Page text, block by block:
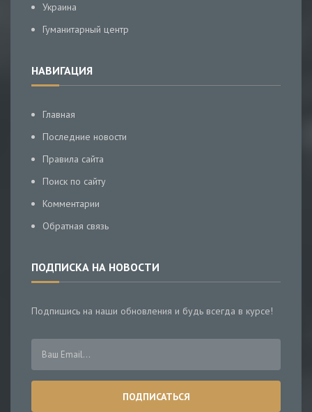
Украина
Гуманитарный центр
НАВИГАЦИЯ
Главная
Последние новости
Правила сайта
Поиск по сайту
Комментарии
Обратная связь
ПОДПИСКА НА НОВОСТИ
Подпишись на наши обновления и будь всегда в курсе!